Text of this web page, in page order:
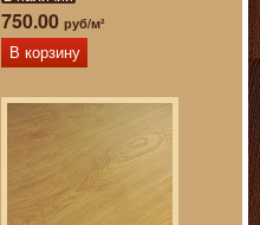
750.00 руб/м²
В корзину